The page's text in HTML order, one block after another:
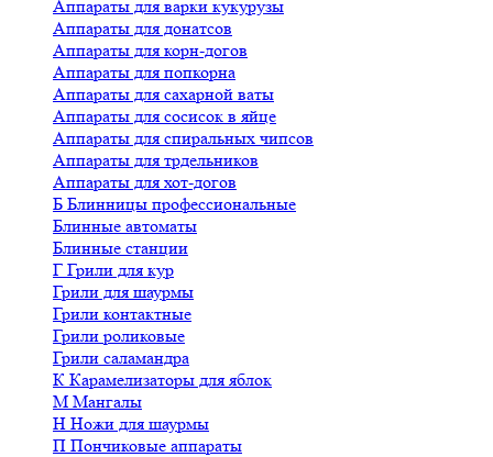
Аппараты для варки кукурузы
Аппараты для донатсов
Аппараты для корн-догов
Аппараты для попкорна
Аппараты для сахарной ваты
Аппараты для сосисок в яйце
Аппараты для спиральных чипсов
Аппараты для трдельников
Аппараты для хот-догов
Б Блинницы профессиональные
Блинные автоматы
Блинные станции
Г Грили для кур
Грили для шаурмы
Грили контактные
Грили роликовые
Грили саламандра
К Карамелизаторы для яблок
М Мангалы
Н Ножи для шаурмы
П Пончиковые аппараты